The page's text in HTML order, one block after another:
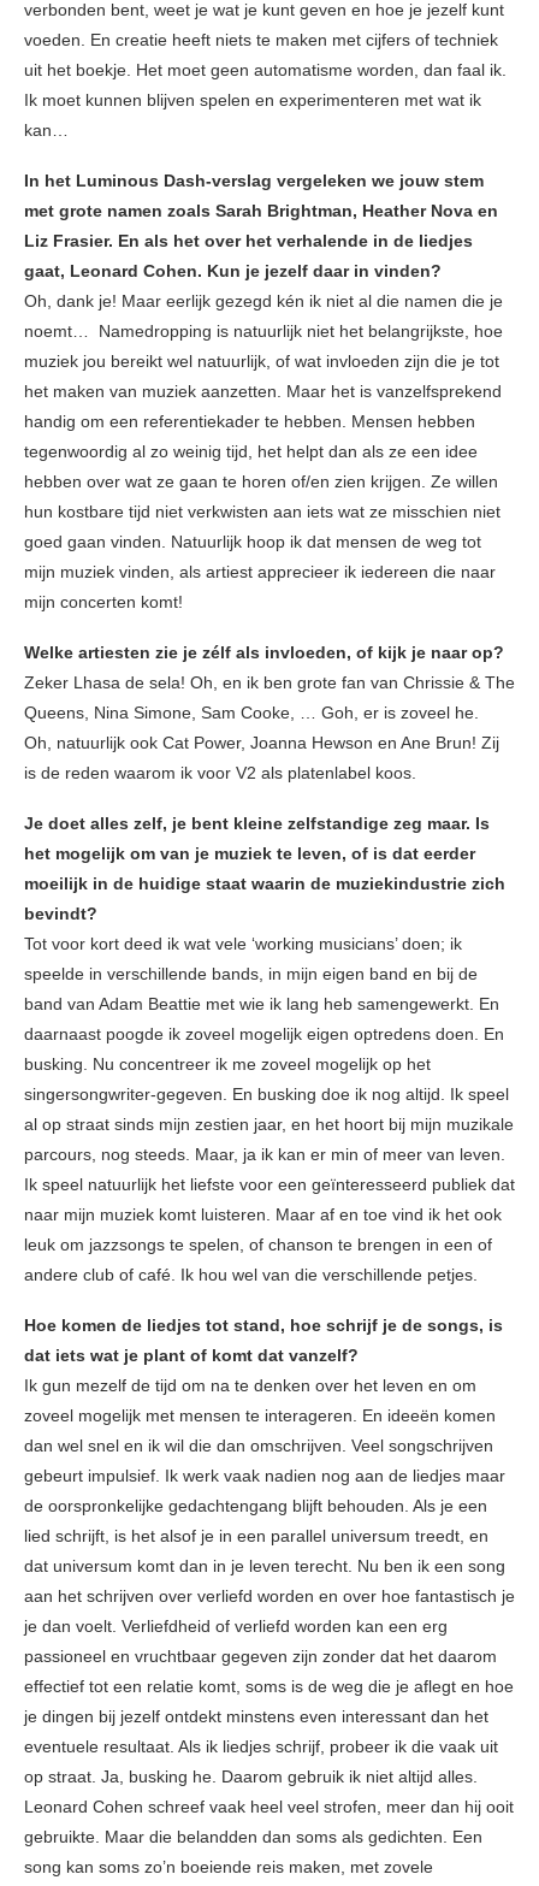
verbonden bent, weet je wat je kunt geven en hoe je jezelf kunt
voeden. En creatie heeft niets te maken met cijfers of techniek
uit het boekje. Het moet geen automatisme worden, dan faal ik.
Ik moet kunnen blijven spelen en experimenteren met wat ik
kan…
In het Luminous Dash-verslag vergeleken we jouw stem
met grote namen zoals Sarah Brightman, Heather Nova en
Liz Frasier. En als het over het verhalende in de liedjes
gaat, Leonard Cohen. Kun je jezelf daar in vinden?
Oh, dank je! Maar eerlijk gezegd kén ik niet al die namen die je
noemt… Namedropping is natuurlijk niet het belangrijkste, hoe
muziek jou bereikt wel natuurlijk, of wat invloeden zijn die je tot
het maken van muziek aanzetten. Maar het is vanzelfsprekend
handig om een referentiekader te hebben. Mensen hebben
tegenwoordig al zo weinig tijd, het helpt dan als ze een idee
hebben over wat ze gaan te horen of/en zien krijgen. Ze willen
hun kostbare tijd niet verkwisten aan iets wat ze misschien niet
goed gaan vinden. Natuurlijk hoop ik dat mensen de weg tot
mijn muziek vinden, als artiest apprecieer ik iedereen die naar
mijn concerten komt!
Welke artiesten zie je zélf als invloeden, of kijk je naar op?
Zeker Lhasa de sela! Oh, en ik ben grote fan van Chrissie & The
Queens, Nina Simone, Sam Cooke, … Goh, er is zoveel he.
Oh, natuurlijk ook Cat Power, Joanna Hewson en Ane Brun! Zij
is de reden waarom ik voor V2 als platenlabel koos.
Je doet alles zelf, je bent kleine zelfstandige zeg maar. Is
het mogelijk om van je muziek te leven, of is dat eerder
moeilijk in de huidige staat waarin de muziekindustrie zich
bevindt?
Tot voor kort deed ik wat vele ‘working musicians’ doen; ik
speelde in verschillende bands, in mijn eigen band en bij de
band van Adam Beattie met wie ik lang heb samengewerkt. En
daarnaast poogde ik zoveel mogelijk eigen optredens doen. En
busking. Nu concentreer ik me zoveel mogelijk op het
singersongwriter-gegeven. En busking doe ik nog altijd. Ik speel
al op straat sinds mijn zestien jaar, en het hoort bij mijn muzikale
parcours, nog steeds. Maar, ja ik kan er min of meer van leven.
Ik speel natuurlijk het liefste voor een geïnteresseerd publiek dat
naar mijn muziek komt luisteren. Maar af en toe vind ik het ook
leuk om jazzsongs te spelen, of chanson te brengen in een of
andere club of café. Ik hou wel van die verschillende petjes.
Hoe komen de liedjes tot stand, hoe schrijf je de songs, is
dat iets wat je plant of komt dat vanzelf?
Ik gun mezelf de tijd om na te denken over het leven en om
zoveel mogelijk met mensen te interageren. En ideeën komen
dan wel snel en ik wil die dan omschrijven. Veel songschrijven
gebeurt impulsief. Ik werk vaak nadien nog aan de liedjes maar
de oorspronkelijke gedachtengang blijft behouden. Als je een
lied schrijft, is het alsof je in een parallel universum treedt, en
dat universum komt dan in je leven terecht. Nu ben ik een song
aan het schrijven over verliefd worden en over hoe fantastisch je
je dan voelt. Verliefdheid of verliefd worden kan een erg
passioneel en vruchtbaar gegeven zijn zonder dat het daarom
effectief tot een relatie komt, soms is de weg die je aflegt en hoe
je dingen bij jezelf ontdekt minstens even interessant dan het
eventuele resultaat. Als ik liedjes schrijf, probeer ik die vaak uit
op straat. Ja, busking he. Daarom gebruik ik niet altijd alles.
Leonard Cohen schreef vaak heel veel strofen, meer dan hij ooit
gebruikte. Maar die belandden dan soms als gedichten. Een
song kan soms zo’n boeiende reis maken, met zovele